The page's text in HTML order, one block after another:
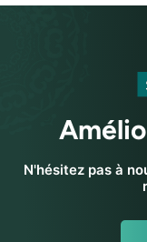
N'hésitez pas à